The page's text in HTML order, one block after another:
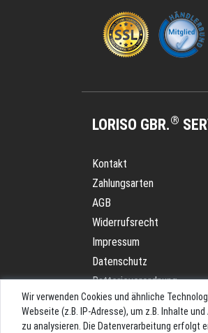
LORISO GBR.®
Kontakt
Zahlungsarten
AGB
Widerrufsrecht
Impressum
Datenschutz
Batterieverordnung
Versand
Blog
Wir verwenden Cookies und ähnliche
Webseite (z.B. IP-Adresse), um z.B. Inhalte
zu analysieren. Die Datenverarbeitung erfolgt